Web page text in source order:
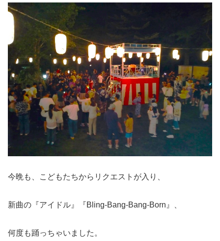
今晩も、こどもたちからリクエストが入り、
新曲の『アイドル』『Bling‐Bang‐Bang‐Born』、
何度も踊っちゃいました。